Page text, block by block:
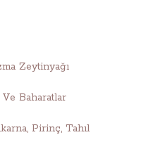
Zeytinyağı
Baharatlar
Pirinç, Tahıl